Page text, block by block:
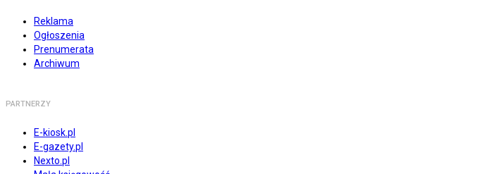
Reklama
Ogłoszenia
Prenumerata
Archiwum
PARTNERZY
E-kiosk.pl
E-gazety.pl
Nexto.pl